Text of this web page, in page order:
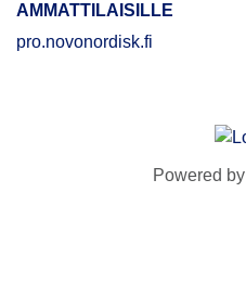
AMMATTILAISILLE
pro.novonordisk.fi
Powered by